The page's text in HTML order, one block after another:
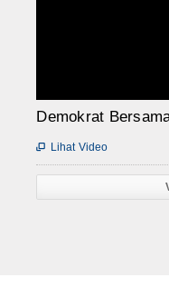
Demokrat
 Lihat Video